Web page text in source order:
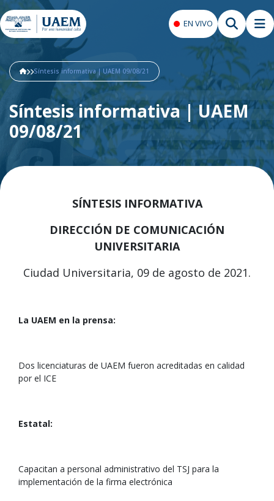
EN VIVO
Síntesis informativa | UAEM 09/08/21
Síntesis informativa | UAEM
09/08/21
SÍNTESIS INFORMATIVA
DIRECCIÓN DE COMUNICACIÓN
UNIVERSITARIA
Ciudad Universitaria, 09 de agosto de 2021.
La UAEM en la prensa:
Dos licenciaturas de UAEM fueron acreditadas en calidad
por el ICE
Estatal:
Capacitan a personal administrativo del TSJ para la
implementación de la firma electrónica